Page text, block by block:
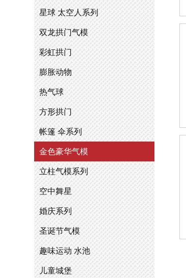
星球 太空人系列
双龙拱门气模
彩虹拱门
膨胀动物
热气球
方形拱门
帐篷 伞系列
金色豪华气模
立柱气模系列
空中舞星
婚庆系列
圣诞节气模
趣味运动 水池
儿童城堡